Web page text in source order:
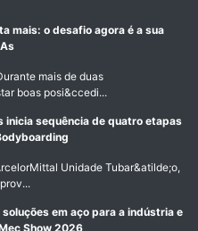
mais: o desafio agora é a sua
mais de duas
boas posi&ccedi...
inicia sequência de quatro etapas
Unidade Tubar&atilde;o,
em aço para a indústria e
Show 2026